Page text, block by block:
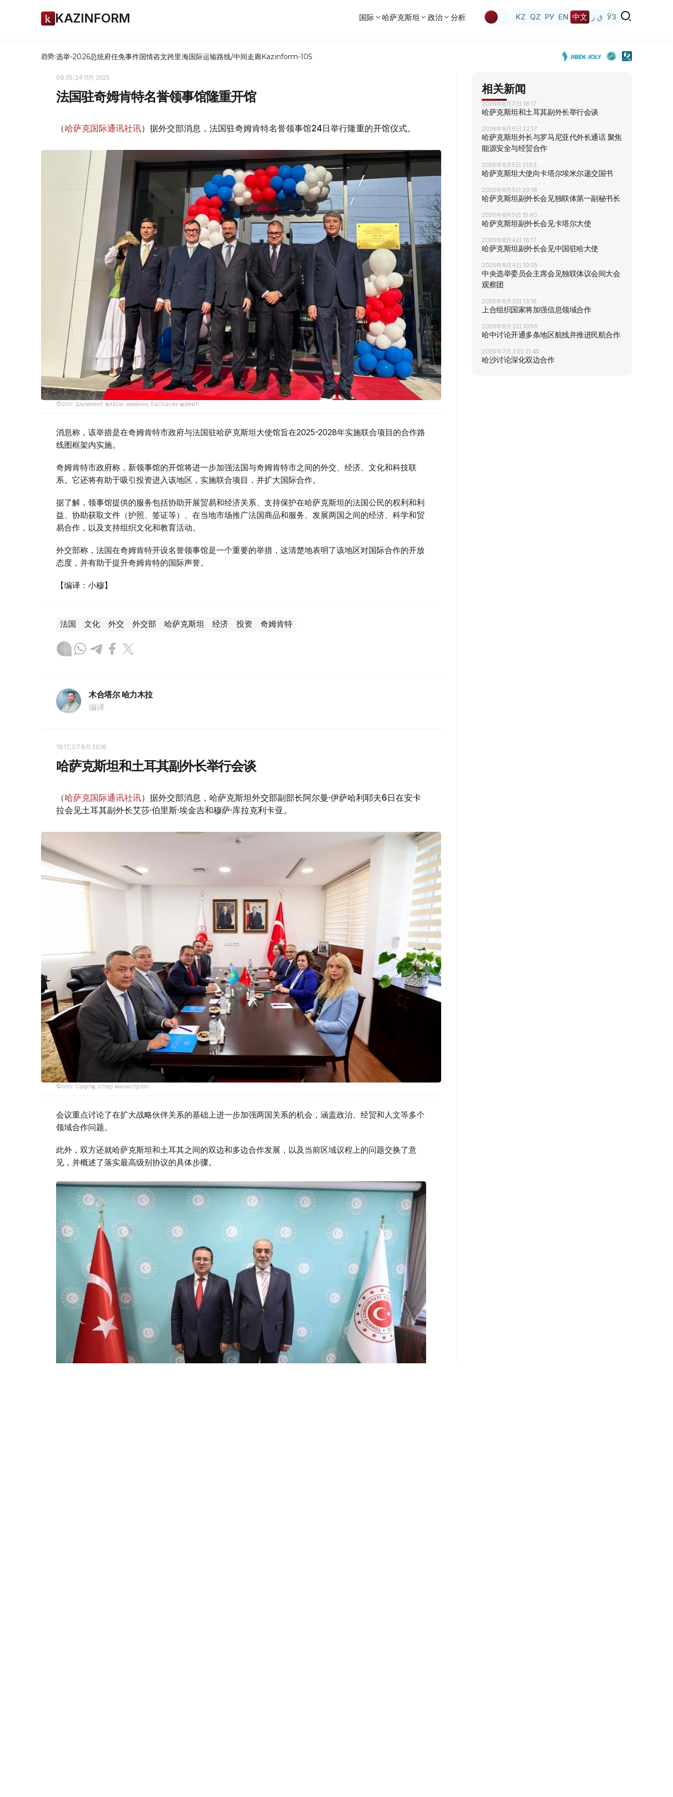
KAZINFORM 国际 哈萨克斯坦 政治 分析 KZ QZ РУ EN 中文 ق ز ЎЗ
趋势:选举-2026总统府任免事件国情咨文跨里海国际运输路线/中间走廊Kazinform-105
08:35, 24 11月 2025
法国驻奇姆肯特名誉领事馆隆重开馆
（哈萨克国际通讯社讯）据外交部消息，法国驻奇姆肯特名誉领事馆24日举行隆重的开馆仪式。
Фото: Шымкент қаласы әкімінің баспасөз қызметі
消息称，该举措是在奇姆肯特市政府与法国驻哈萨克斯坦大使馆旨在2025-2028年实施联合项目的合作路
线图框架内实施。
奇姆肯特市政府称，新领事馆的开馆将进一步加强法国与奇姆肯特市之间的外交、经济、文化和科技联
系。它还将有助于吸引投资进入该地区，实施联合项目，并扩大国际合作。
据了解，领事馆提供的服务包括协助开展贸易和经济关系、支持保护在哈萨克斯坦的法国公民的权利和利
益、协助获取文件（护照、签证等）、在当地市场推广法国商品和服务、发展两国之间的经济、科学和贸
易合作，以及支持组织文化和教育活动。
外交部称，法国在奇姆肯特开设名誉领事馆是一个重要的举措，这清楚地表明了该地区对国际合作的开放
态度，并有助于提升奇姆肯特的国际声誉。
【编译：小穆】
法国 文化 外交 外交部 哈萨克斯坦 经济 投资 奇姆肯特
木合塔尔 哈力木拉
编译
18:17, 07 8月 2026
哈萨克斯坦和土耳其副外长举行会谈
（哈萨克国际通讯社讯）据外交部消息，哈萨克斯坦外交部副部长阿尔曼·伊萨哈利耶夫6日在安卡
拉会见土耳其副外长艾莎·伯里斯·埃金吉和穆萨·库拉克利卡亚。
Фото: Сыртқы істер министрлігі
会议重点讨论了在扩大战略伙伴关系的基础上进一步加强两国关系的机会，涵盖政治、经贸和人文等多个
领域合作问题。
此外，双方还就哈萨克斯坦和土耳其之间的双边和多边合作发展，以及当前区域议程上的问题交换了意
见，并概述了落实最高级别协议的具体步骤。
相关新闻
2026年8月7日 18:17
哈萨克斯坦和土耳其副外长举行会谈
2026年8月6日 22:17
哈萨克斯坦外长与罗马尼亚代外长通话 聚焦
能源安全与经贸合作
2026年8月5日 21:53
哈萨克斯坦大使向卡塔尔埃米尔递交国书
2026年8月5日 20:18
哈萨克斯坦副外长会见独联体第一副秘书长
2026年8月5日 15:40
哈萨克斯坦副外长会见卡塔尔大使
2026年8月4日 16:17
哈萨克斯坦副外长会见中国驻哈大使
2026年8月4日 10:05
中央选举委员会主席会见独联体议会间大会
观察团
2026年8月3日 13:16
上合组织国家将加强信息领域合作
2026年8月3日 10:56
哈中讨论开通多条地区航线并推进民航合作
2026年7月31日 21:45
哈沙讨论深化双边合作